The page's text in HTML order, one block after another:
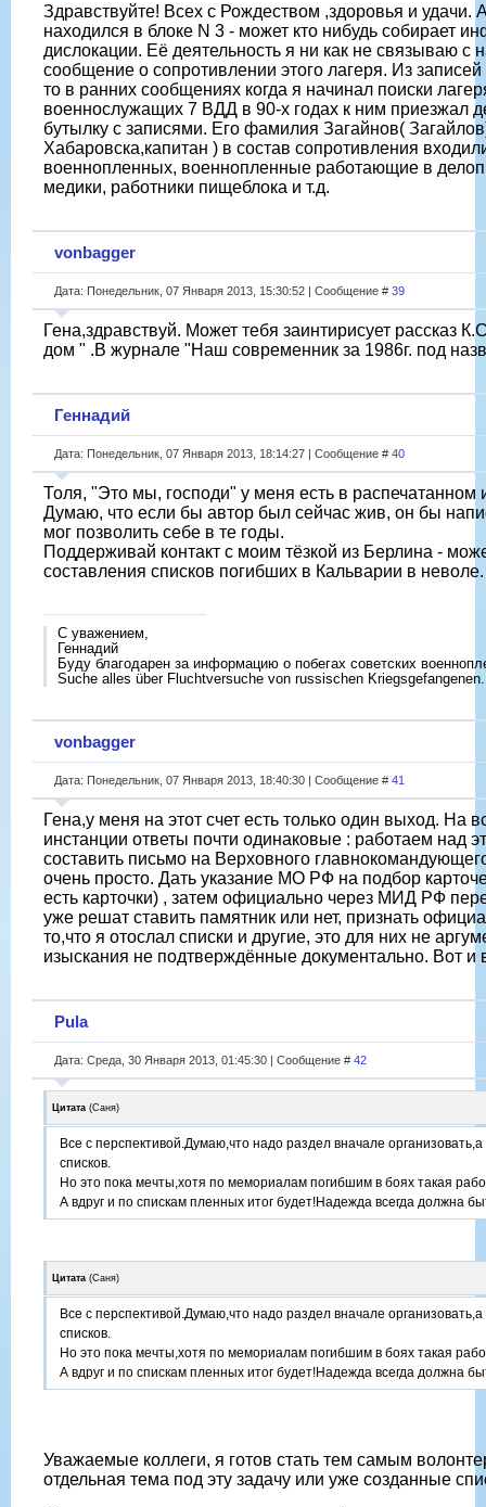
Здравствуйте! Всех с Рождеством ,здоровья и удачи.
находился в блоке N 3 - может кто нибудь собирает
дислокации. Её деятельность я ни как не связываю
сообщение о сопротивлении этого лагеря. Из
то в ранних сообщениях когда я начинал поиски
военнослужащих 7 ВДД в 90-х годах к ним приезжал
бутылку с записями. Его фамилия Загайнов(
Хабаровска,капитан ) в состав сопротивления
военнопленных, военнопленные работающие в
медики, работники пищеблока и т.д.
vonbagger
Дата: Понедельник, 07 Января 2013, 15:30:52 | Сообщение # 39
Гена,здравствуй. Может тебя заинтирисует рассказ
дом " .В журнале "Наш современник за 1986г. под
Геннадий
Дата: Понедельник, 07 Января 2013, 18:14:27 | Сообщение # 40
Толя, "Это мы, господи" у меня есть в распечатанном
Думаю, что если бы автор был сейчас жив, он бы
мог позволить себе в те годы.
Поддерживай контакт с моим тёзкой из Берлина -
составления списков погибших в Кальварии в неволе.
С уважением,
Геннадий
Буду благодарен за информацию о побегах советских
Suche alles über Fluchtversuche von russischen Kriegsgefangenen.
vonbagger
Дата: Понедельник, 07 Января 2013, 18:40:30 | Сообщение # 41
Гена,у меня на этот счет есть только один выход. На
инстанции ответы почти одинаковые : работаем над
составить письмо на Верховного
очень просто. Дать указание МО РФ на подбор
есть карточки) , затем официально через МИД РФ
уже решат ставить памятник или нет, признать
то,что я отослал списки и другие, это для них не
изыскания не подтверждённые документально. Вот и
Pula
Дата: Среда, 30 Января 2013, 01:45:30 | Сообщение # 42
Цитата (Саня)
Все с перспективой.Думаю,что надо раздел вначале
списков.
Но это пока мечты,хотя по мемориалам погибшим в боях такая
А вдруг и по спискам пленных итог будет!Надежда всегда должна
Цитата (Саня)
Все с перспективой.Думаю,что надо раздел вначале
списков.
Но это пока мечты,хотя по мемориалам погибшим в боях такая
А вдруг и по спискам пленных итог будет!Надежда всегда должна
Уважаемые коллеги, я готов стать тем самым
отдельная тема под эту задачу или уже созданные